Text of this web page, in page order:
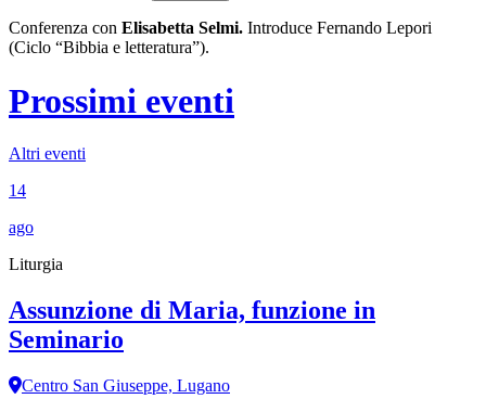
Conferenza con Elisabetta Selmi. Introduce Fernando Lepori
(Ciclo “Bibbia e letteratura”).
Prossimi eventi
Altri eventi
14
ago
Liturgia
Assunzione di Maria, funzione in
Seminario
Centro San Giuseppe, Lugano